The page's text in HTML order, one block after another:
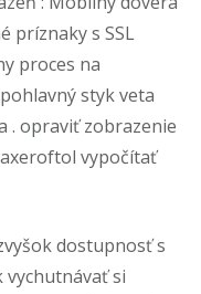
príznaky s SSL
proces na
styk veta
. opraviť zobrazenie
vypočítať
dostupnosť s
si